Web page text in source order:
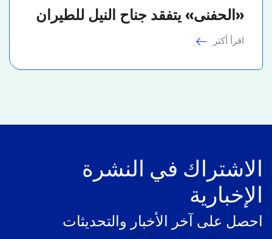
«الحفنى» يتفقد جناح النيل للطيران
اقرأ أكثر
الاشتراك في النشرة
الإخبارية
احصل على آخر الأخبار والتحديثات